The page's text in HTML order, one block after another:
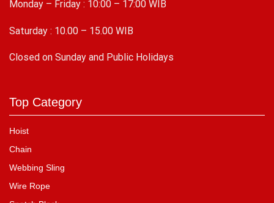
Monday – Friday : 10:00 – 17:00 WIB
Saturday : 10.00 – 15.00 WIB
C losed on Sunday and Public Holidays
Top Category
Hoist
Chain
Webbing Sling
Wire Rope